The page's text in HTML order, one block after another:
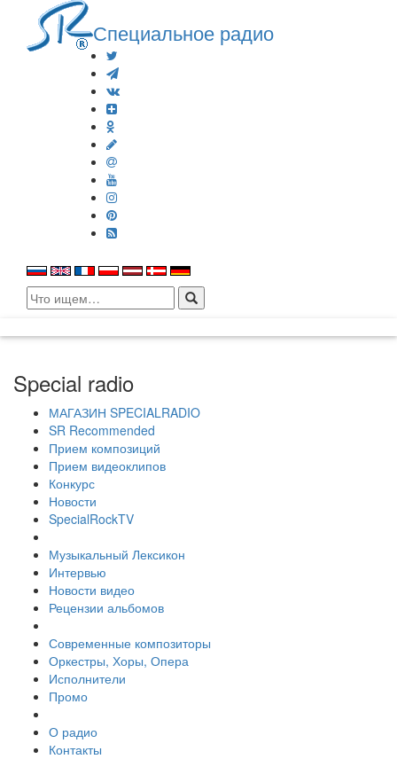
Специальное радио
Search
for:
Special radio
МАГАЗИН SPECIALRADIO
SR Recommended
Прием композиций
Прием видеоклипов
Конкурс
Новости
SpecialRockTV
Музыкальный Лексикон
Интервью
Новости видео
Рецензии альбомов
Современные композиторы
Оркестры, Хоры, Опера
Исполнители
Промо
О радио
Контакты